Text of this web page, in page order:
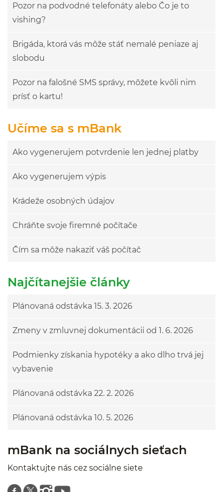
Pozor na podvodné telefonáty alebo Čo je to
vishing?
Brigáda, ktorá vás môže stáť nemalé peniaze aj
slobodu
Pozor na falošné SMS správy, môžete kvôli nim
prísť o kartu!
Učíme sa s mBank
Ako vygenerujem potvrdenie len jednej platby
Ako vygenerujem výpis
Krádeže osobných údajov
Chráňte svoje firemné počítače
Čím sa môže nakaziť váš počítač
Najčítanejšie články
Plánovaná odstávka 15. 3. 2026
Zmeny v zmluvnej dokumentácii od 1. 6. 2026
Podmienky získania hypotéky a ako dlho trvá jej
vybavenie
Plánovaná odstávka 22. 2. 2026
Plánovaná odstávka 10. 5. 2026
mBank na sociálnych sieťach
Kontaktujte nás cez sociálne siete
Znajdź nas na facebooku
Znajdź nas na twitterze
Znajdź nas na instagramie
Znajdź nas na youtube